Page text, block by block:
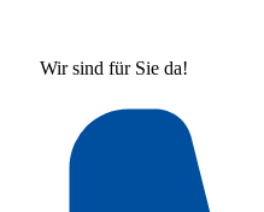
Wir sind für Sie da!